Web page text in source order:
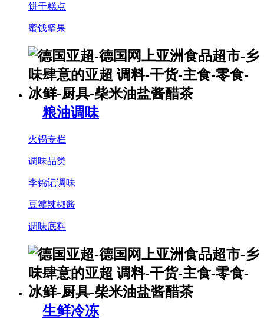
饼干糕点
蜜饯坚果
粮油调味
火锅专栏
调味品类
李锦记调味
豆瓣辣椒酱
调味底料
生鲜冷冻